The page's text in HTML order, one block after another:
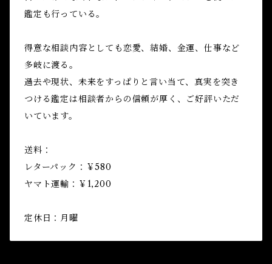
鑑定も行っている。
得意な相談内容としても恋愛、結婚、金運、仕事など
多岐に渡る。
過去や現状、未来をすっぱりと言い当て、真実を突き
つける鑑定は相談者からの信頼が厚く、ご好評いただ
いています。
送料：
レターパック：￥580
ヤマト運輸：￥1,200
定休日：月曜